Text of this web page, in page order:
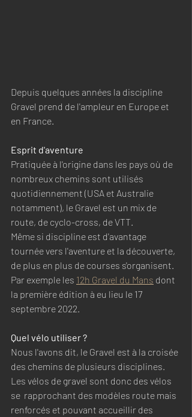
Depuis quelques années la discipline
Gravel prend de l'ampleur en Europe et
en France.
Esprit d'aventure
Pratiquée à l'origine dans les pays où de
nombreux chemins sont utilisés
quotidiennement (USA et Australie
notamment), le Gravel est un mix de
route, de cyclo-cross, de VTT.
Même si discipline est d'avantage
tournée vers l'aventure et la découverte,
de plus en plus de courses s'organisent.
Par exemple les 12h Gravel du Mans dont
la première édition à eu lieu le 17
septembre 2022.
Quel vélo utiliser ?
Nous l'avons dit, le Gravel est à la croisée
des chemins de plusieurs disciplines.
Les vélos de gravel sont donc des vélos
se  rapprochant des modèles route mais
renforcés et pouvant accueillir des